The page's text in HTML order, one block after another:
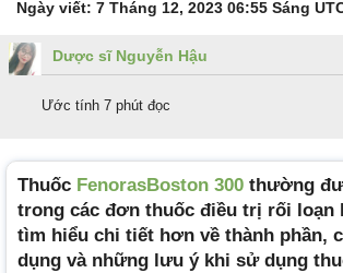
Ngày viết: 7 Tháng 12, 2023 06:55 Sáng
Dược sĩ Nguyễn Hậu
Ước tính 7 phút đọc
Thuốc FenorasBoston 300 thường
trong các đơn thuốc điều trị rối loạn
tìm hiểu chi tiết hơn về thành phần,
dụng và những lưu ý khi sử dụng